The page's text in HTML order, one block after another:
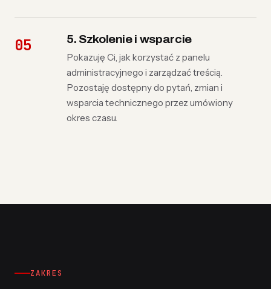
5. Szkolenie i wsparcie
Pokazuję Ci, jak korzystać z panelu
administracyjnego i zarządzać treścią.
Pozostaję dostępny do pytań, zmian i
wsparcia technicznego przez umówiony
okres czasu.
ZAKRES